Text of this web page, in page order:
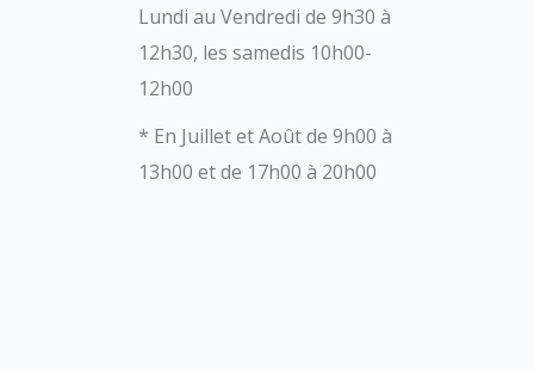
Lundi au Vendredi de 9h30 à
12h30, les samedis 10h00-
12h00
* En Juillet et Août de 9h00 à
13h00 et de 17h00 à 20h00